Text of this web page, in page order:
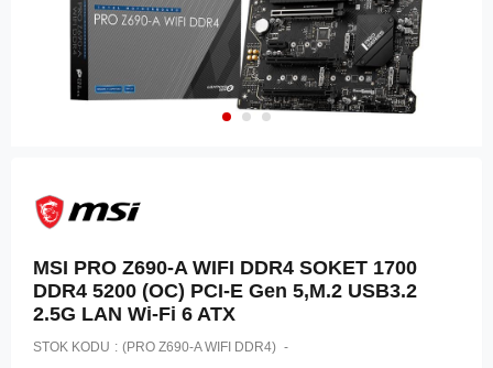
MSI PRO Z690-A WIFI DDR4 SOKET 1700
DDR4 5200 (OC) PCI-E Gen 5,M.2 USB3.2
2.5G LAN Wi-Fi 6 ATX
STOK KODU (PRO Z690-A WIFI DDR4)